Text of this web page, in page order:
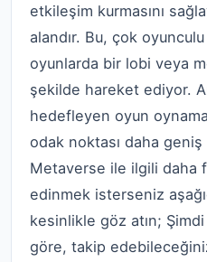
etkileşim kurmasını
alandır. Bu, çok
oyunlarda bir lobi veya
şekilde hareket ediyor.
hedefleyen oyun
odak noktası daha
Metaverse ile ilgili daha
edinmek isterseniz
kesinlikle göz atın; Şimdi
göre, takip